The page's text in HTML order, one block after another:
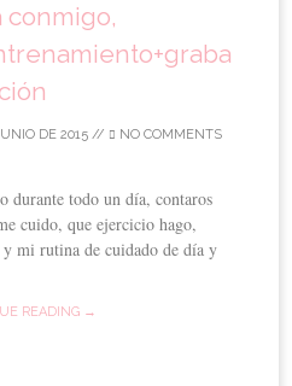
conmigo,
ción
DE 2015 // NO COMMENTS
durante todo un día, contaros
cuido, que ejercicio hago,
mi rutina de cuidado de día y
READING →